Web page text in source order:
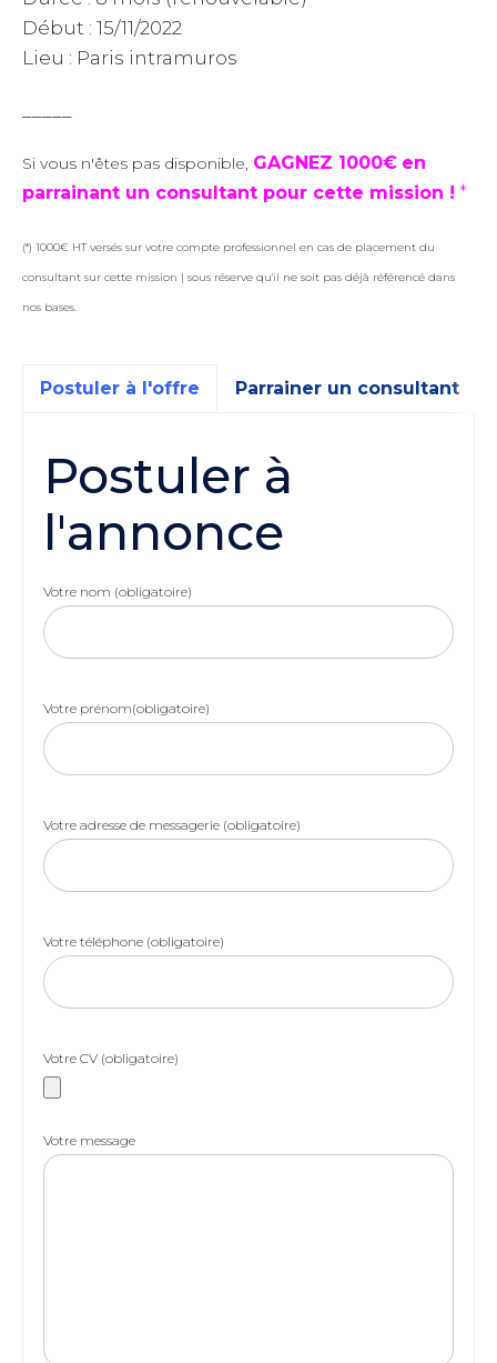
Début : 15/11/2022
Lieu : Paris intramuros
Si vous n'êtes pas disponible, GAGNEZ 1000€ en
parrainant un consultant pour cette mission ! *
(*) 1000€ HT versés sur votre compte professionnel en cas de placement du
consultant sur cette mission | sous réserve qu'il ne soit pas déjà référencé dans
nos bases.
Postuler à l'offre Parrainer un consultant
Postuler à
l'annonce
Votre nom (obligatoire)
Votre prénom(obligatoire)
Votre adresse de messagerie (obligatoire)
Votre téléphone (obligatoire)
Votre CV (obligatoire)
Votre message